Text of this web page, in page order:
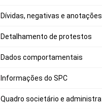
Dívidas, negativas e anotações
Detalhamento de protestos
Dados comportamentais
Informações do SPC
Quadro societário e